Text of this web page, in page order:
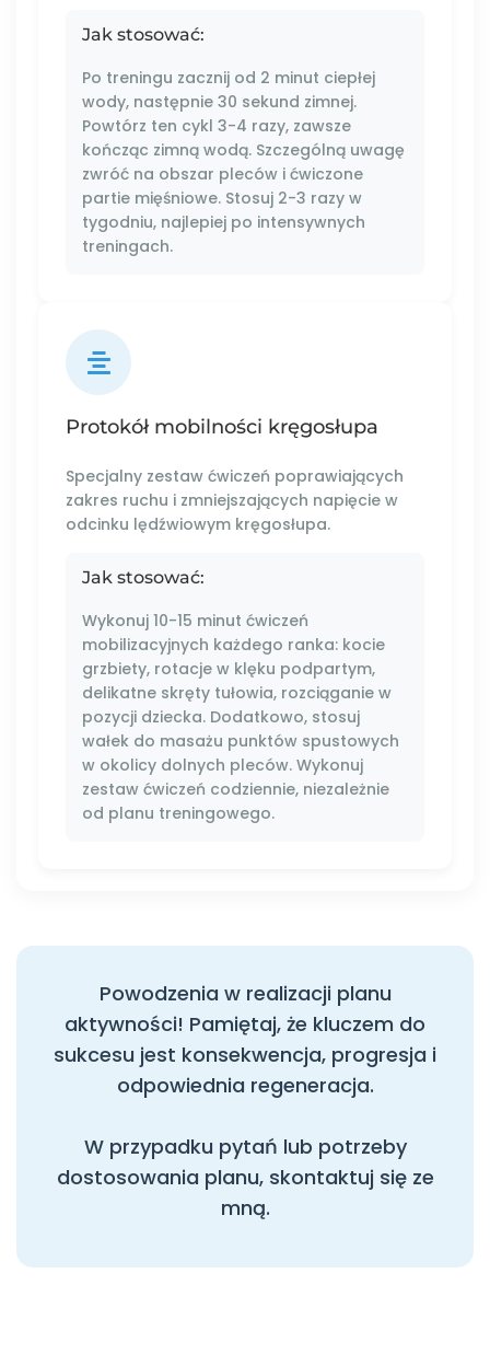
Jak stosować:
Po treningu zacznij od 2 minut ciepłej
wody, następnie 30 sekund zimnej.
Powtórz ten cykl 3-4 razy, zawsze
kończąc zimną wodą. Szczególną uwagę
zwróć na obszar pleców i ćwiczone
partie mięśniowe. Stosuj 2-3 razy w
tygodniu, najlepiej po intensywnych
treningach.
Protokół mobilności kręgosłupa
Specjalny zestaw ćwiczeń poprawiających
zakres ruchu i zmniejszających napięcie w
odcinku lędźwiowym kręgosłupa.
Jak stosować:
Wykonuj 10-15 minut ćwiczeń
mobilizacyjnych każdego ranka: kocie
grzbiety, rotacje w klęku podpartym,
delikatne skręty tułowia, rozciąganie w
pozycji dziecka. Dodatkowo, stosuj
wałek do masażu punktów spustowych
w okolicy dolnych pleców. Wykonuj
zestaw ćwiczeń codziennie, niezależnie
od planu treningowego.
Powodzenia w realizacji planu
aktywności! Pamiętaj, że kluczem do
sukcesu jest konsekwencja, progresja i
odpowiednia regeneracja.
W przypadku pytań lub potrzeby
dostosowania planu, skontaktuj się ze
mną.